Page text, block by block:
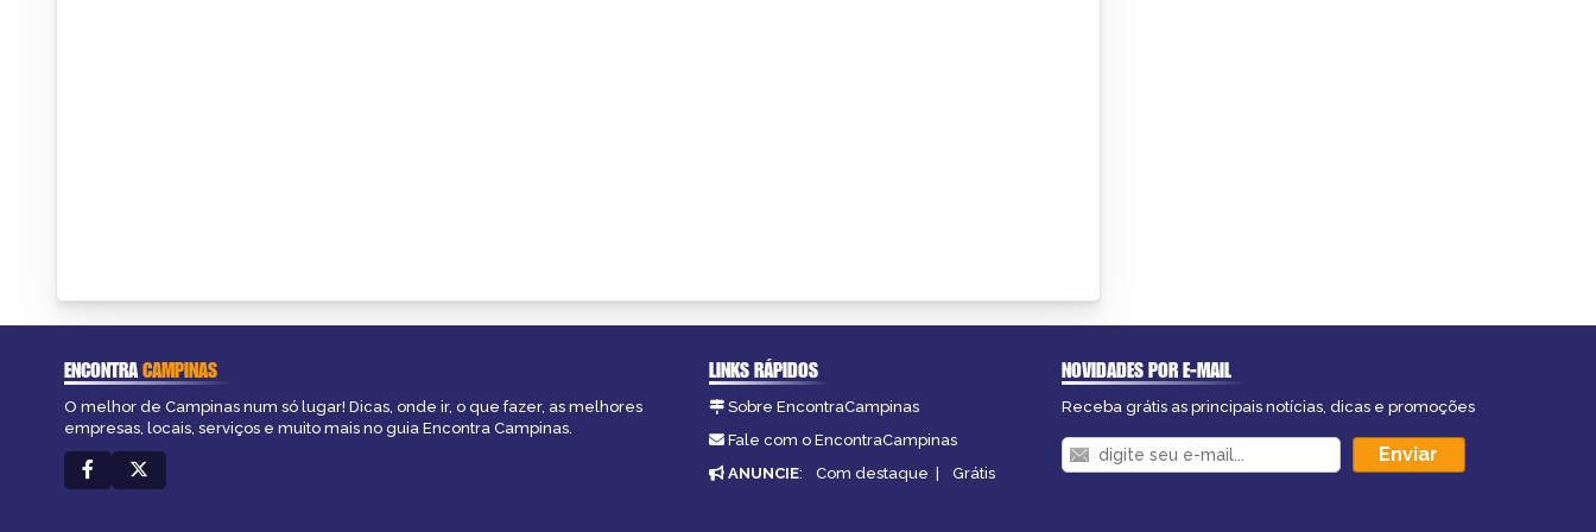
ENCONTRACAMPINAS
O melhor de Campinas num só lugar! Dicas, onde ir, o que fazer, as melhores
empresas, locais, serviços e muito mais no guia Encontra Campinas.
LINKS RÁPIDOS
Sobre EncontraCampinas
Fale com o EncontraCampinas
ANUNCIE: Com destaque | Grátis
NOVIDADES POR E-MAIL
Receba grátis as principais notícias, dicas e promoções